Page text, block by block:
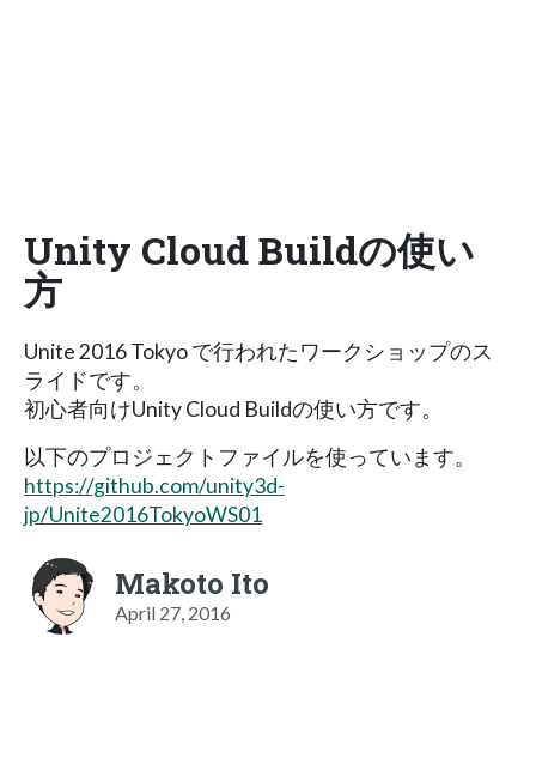
Unity Cloud Buildの使い
方
Unite 2016 Tokyo で行われたワークショップのス
ライドです。
初心者向けUnity Cloud Buildの使い方です。
以下のプロジェクトファイルを使っています。
https://github.com/unity3d-
jp/Unite2016TokyoWS01
Makoto Ito
April 27, 2016